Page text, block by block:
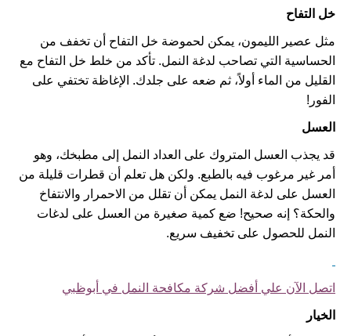
خل التفاح
مثل عصير الليمون، يمكن لحموضة خل التفاح أن تخفف من
الحساسية التي تصاحب لدغة النمل. تأكد من خلط خل التفاح مع
القليل من الماء أولاً، ثم ضعه على جلدك. الإغاظة تختفي على
الفور!
العسل
قد يجذب العسل المتروك على العداد النمل إلى مطبخك، وهو
أمر غير مرغوب فيه بالطبع. ولكن هل تعلم أن قطرات قليلة من
العسل على لدغة النمل يمكن أن تقلل من الاحمرار والانتفاخ
والحكة؟ إنه صحيح! ضع كمية صغيرة من العسل على لدغات
النمل للحصول على تخفيف سريع.
اتصل الآن علي أفضل شركة مكافحة النمل في أبوظبي
الخيار